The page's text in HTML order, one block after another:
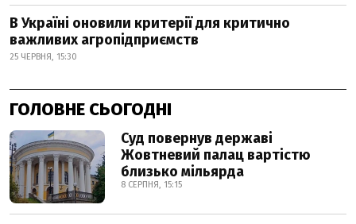
В Україні оновили критерії для критично
важливих агропідприємств
25 ЧЕРВНЯ, 15:30
ГОЛОВНЕ СЬОГОДНІ
Суд повернув державі
Жовтневий палац вартістю
близько мільярда
8 СЕРПНЯ, 15:15